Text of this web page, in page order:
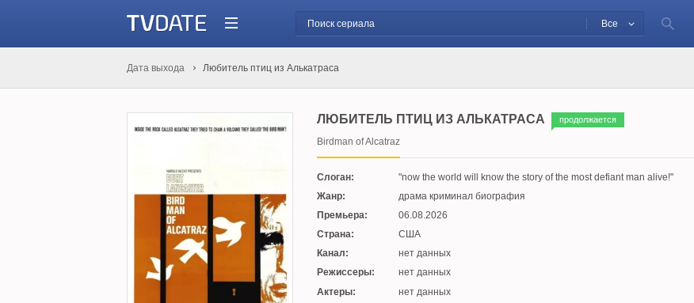
Все
Дата выхода Любитель птиц из Алькатраса
ЛЮБИТЕЛЬ ПТИЦ ИЗ АЛЬКАТРАСА продолжается
Birdman of Alcatraz
Слоган:
now the world will know the story of the most defiant man alive!
Жанр:
драма криминал биография
Премьера:
06.08.2026
Страна:
США
Канал:
нет данных
Режиссеры:
нет данных
Актеры:
нет данных